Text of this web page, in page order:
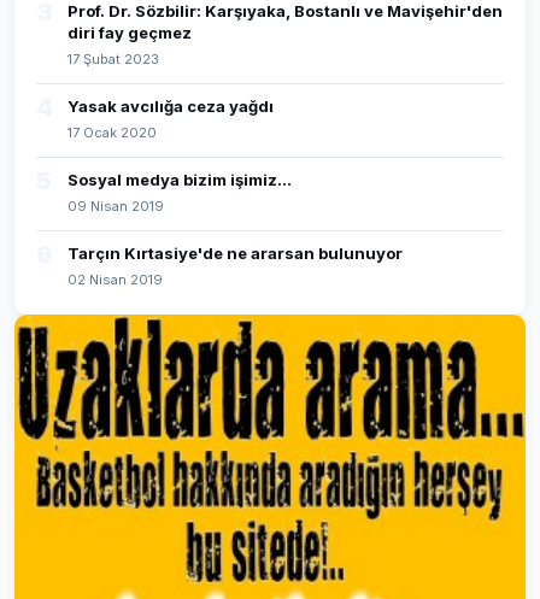
Prof. Dr. Sözbilir: Karşıyaka, Bostanlı ve Mavişehir'den
diri fay geçmez
17 Şubat 2023
Yasak avcılığa ceza yağdı
17 Ocak 2020
Sosyal medya bizim işimiz...
09 Nisan 2019
Tarçın Kırtasiye'de ne ararsan bulunuyor
02 Nisan 2019